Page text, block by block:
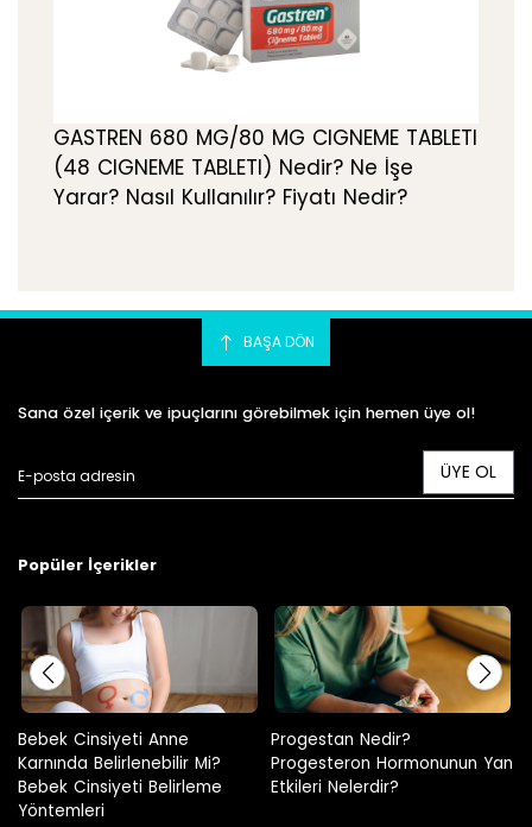
GASTREN 680 MG/80 MG CIGNEME TABLETI
(48 CIGNEME TABLETI) Nedir? Ne İşe
Yarar? Nasıl Kullanılır? Fiyatı Nedir?
BAŞA DÖN
Sana özel içerik ve ipuçlarını görebilmek için hemen üye ol!
ÜYE OL
Popüler İçerikler
Progestan Nedir?
Progesteron Hormonunun Yan
Etkileri Nelerdir?
Hamilelikte Adet Görülür Mü?